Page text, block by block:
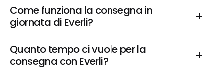
Come funziona la consegna in
giornata di Everli?
Quanto tempo ci vuole per la
consegna con Everli?